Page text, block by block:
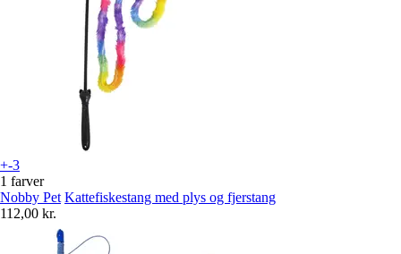
+-3
1 farver
Nobby Pet Kattefiskestang med plys og fjerstang
112,00 kr.